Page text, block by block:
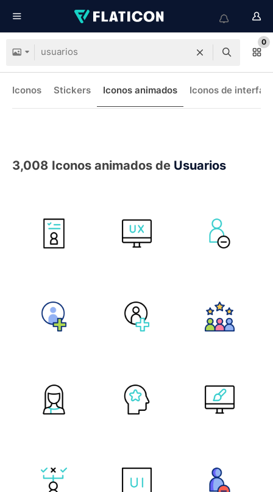
0
Iconos Stickers Iconos animados Iconos de interfaz
3,008 Iconos animados de Usuarios